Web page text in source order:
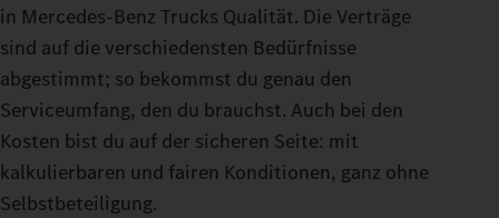
in Mercedes‑Benz Trucks Qualität. Die Verträge
sind auf die verschiedensten Bedürfnisse
abgestimmt; so bekommst du genau den
Serviceumfang, den du brauchst. Auch bei den
Kosten bist du auf der sicheren Seite: mit
kalkulierbaren und fairen Konditionen, ganz ohne
Selbstbeteiligung.